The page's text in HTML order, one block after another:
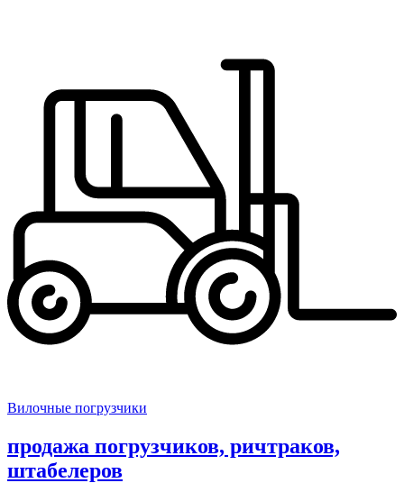
Вилочные погрузчики
продажа погрузчиков, ричтраков,
штабелеров